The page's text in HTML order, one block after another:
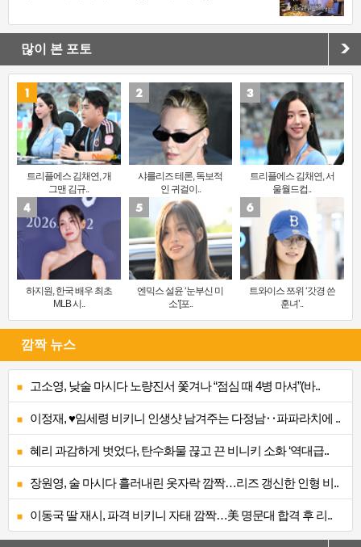
많이 본 포토
트리플에스 김채연, 개
그맨 김규..
샤를리즈 테론, 독보적
인 귀걸이..
트리플에스 김채연, 서
울월드컵..
하지원, 한국 배우 최초
MLB 시..
엔믹스 설윤 ‘눈부신 미
소’[포..
트와이스 쯔위 ‘갓경 쓴
훈녀’..
깜짝 뉴스
고소영, 낮술 마시다 노량진서 쫓겨나 “점심 때 4병 마셔”(바..
이정재, ♥임세령 비키니 인생샷 남겨주는 다정남‥파파라치에 ..
혜리 과감하게 벗었다, 탄수화물 끊고 끈 비니키 소화 ‘역대급..
장원영, 술 마시다 흘러내린 옷자락 깜짝…리즈 갱신한 인형 비..
이동국 딸 재시, 파격 비키니 자태 깜짝…美 명문대 합격 후 리..